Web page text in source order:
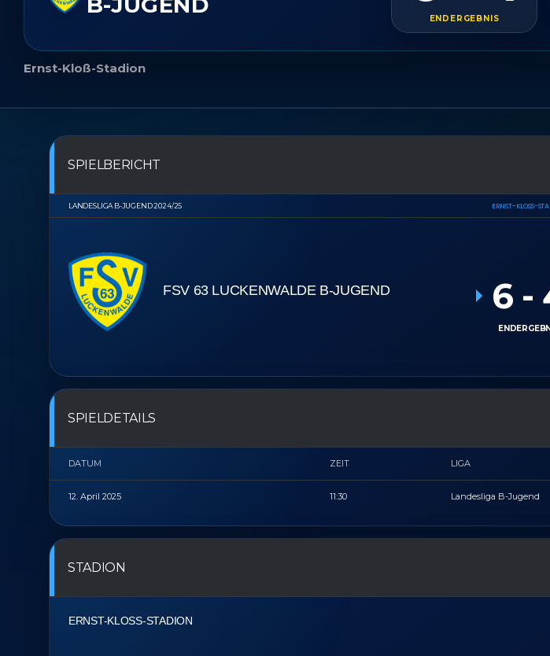
ENDERGEBNIS
Ernst-Kloß-Stadion
SPIELBERICHT
LANDESLIGA B-JUGEND 2024/25 ERNST-KLOSS-
FSV 63 LUCKENWALDE B-JUGEND 6 -
SPIELDETAILS
DATUM ZEIT LIGA
12. April 2025 11:30 Landesliga B-Jugend
STADION
ERNST-KLOSS-STADION